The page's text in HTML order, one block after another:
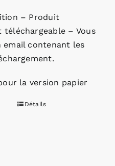
– Produit
téléchargeable – Vous
email contenant les
la version papier
Détails